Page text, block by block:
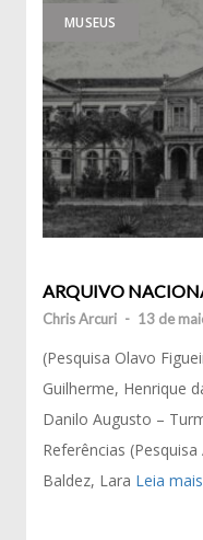
MUSEUS
ARQUIVO
Chris Arcuri - 13 de
(Pesquisa Olavo
Guilherme, Henrique
Danilo Augusto –
Referências
Baldez, Lara Leia mais